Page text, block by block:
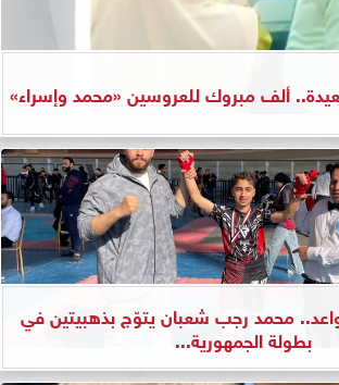
ألف مبروك للعروسين «محمد وإسراء»
محمد رجب شعبان يتوّج بذهبيتين في
بطولة الجمهورية...